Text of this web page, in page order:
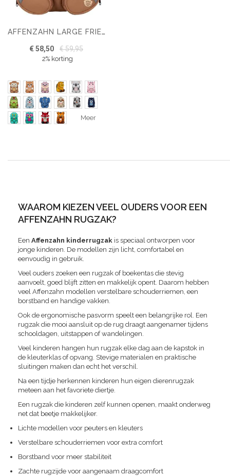
AFFENZAHN LARGE FRIEND
€ 58,50 € 59,95
2% korting
Meer
WAAROM KIEZEN VEEL OUDERS VOOR EEN
AFFENZAHN RUGZAK?
Een Affenzahn kinderrugzak is speciaal ontworpen voor
jonge kinderen. De modellen zijn licht, comfortabel en
eenvoudig in gebruik.
Veel ouders zoeken een rugzak of boekentas die stevig
aanvoelt, goed blijft zitten en makkelijk opent. Daarom hebben
veel Affenzahn modellen verstelbare schouderriemen, een
borstband en handige vakken.
Ook de ergonomische pasvorm speelt een belangrijke rol. Een
rugzak die mooi aansluit op de rug draagt aangenamer tijdens
schooldagen, uitstappen of wandelingen.
Veel kinderen hangen hun rugzak elke dag aan de kapstok in
de kleuterklas of opvang. Stevige materialen en praktische
sluitingen maken dan echt het verschil.
Na een tijdje herkennen kinderen hun eigen dierenrugzak
meteen aan het favoriete diertje.
Een rugzak die kinderen zelf kunnen openen, maakt onderweg
net dat beetje makkelijker.
Lichte modellen voor peuters en kleuters
Verstelbare schouderriemen voor extra comfort
Borstband voor meer stabiliteit
Zachte rugzijde voor aangenaam draagcomfort